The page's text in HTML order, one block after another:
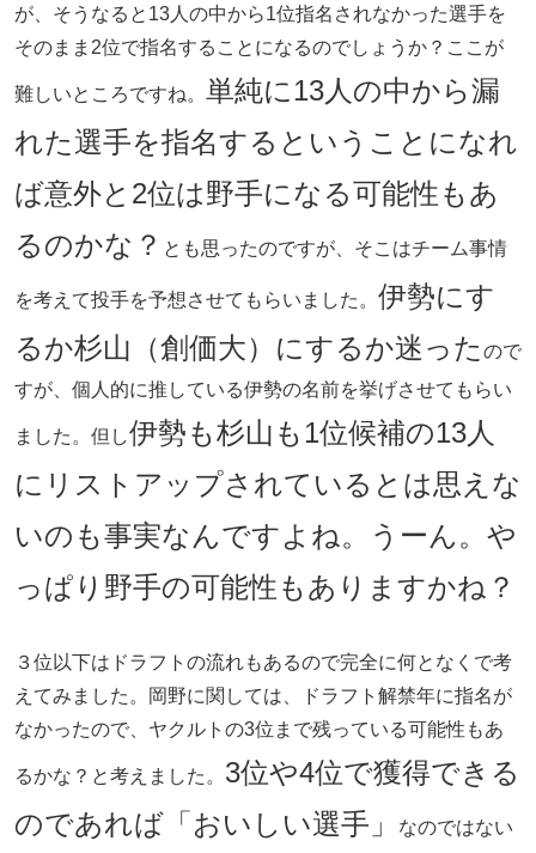
が、そうなると13人の中から1位指名されなかった選手を
そのまま2位で指名することになるのでしょうか？ここが
難しいところですね。 単純に13人の中から漏
れた選手を指名するということになれ
ば意外と2位は野手になる可能性もあ
るのかな？ とも思ったのですが、そこはチーム事情
を考えて投手を予想させてもらいました。 伊勢にす
るか杉山（創価大）にするか迷った ので
すが、個人的に推している伊勢の名前を挙げさせてもらい
ました。但し伊勢も杉山も1位候補の13人
にリストアップされているとは思えな
いのも事実なんですよね。うーん。や
っぱり野手の可能性もありますかね？
３位以下はドラフトの流れもあるので完全に何となくで考
えてみました。岡野に関しては、ドラフト解禁年に指名が
なかったので、ヤクルトの3位まで残っている可能性もあ
るかな？と考えました。 3位や4位で獲得できる
のであれば「おいしい選手」
なのではない